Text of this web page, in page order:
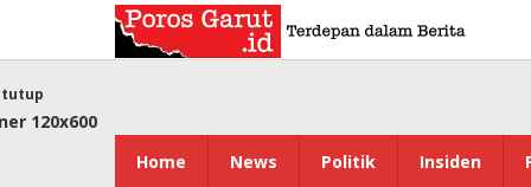
konten
Home News Politik Insiden
tutup